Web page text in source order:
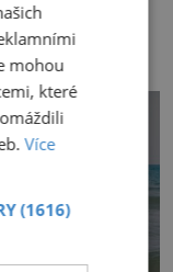
tenčí
a pokožka.
proto jsou
k
rty je proto
chce
mohou
které
Více
(1616)